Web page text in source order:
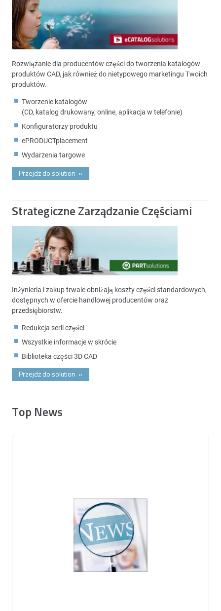
Rozwiązanie dla producentów części do tworzenia katalogów
produktów CAD, jak również do nietypowego marketingu Twoich
produktów.
Tworzenie katalogów
(CD, katalog drukowany, online, aplikacja w telefonie)
Konfiguratorzy produktu
ePRODUCTplacement
Wydarzenia targowe
Przejdż do solution »
Strategiczne Zarządzanie Częściami
Inżynieria i zakup trwale obniżają koszty części standardowych,
dostępnych w ofercie handlowej producentów oraz
przedsiębiorstw.
Redukcja serii części
Wszystkie informacje w skrócie
Biblioteka części 3D CAD
Przejdż do solution »
Top News